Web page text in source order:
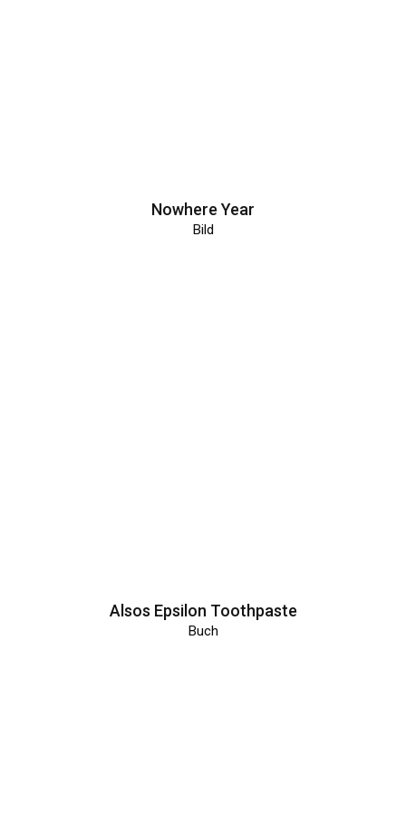
Nowhere Year
Bild
Alsos Epsilon Toothpaste
Buch